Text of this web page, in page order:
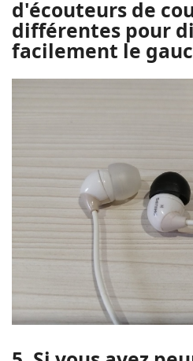
d'écouteurs de
différentes pour
facilement le